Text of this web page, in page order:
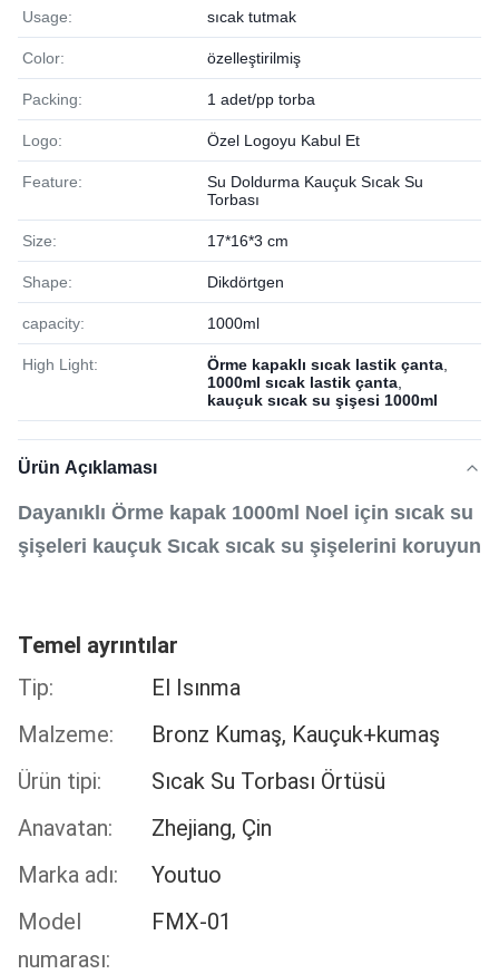
Usage: sıcak tutmak
Color: özelleştirilmiş
Packing: 1 adet/pp torba
Logo: Özel Logoyu Kabul Et
Feature:
Su Doldurma Kauçuk Sıcak Su
Torbası
Size: 17*16*3 cm
Shape: Dikdörtgen
capacity: 1000ml
High Light: Örme kapaklı sıcak lastik çanta
1000ml sıcak lastik çanta
kauçuk sıcak su şişesi 1000ml
Ürün Açıklaması
Dayanıklı Örme kapak 1000ml Noel için sıcak su
şişeleri kauçuk Sıcak sıcak su şişelerini koruyun
Temel ayrıntılar
Tip:
El Isınma
Malzeme:
Bronz Kumaş, Kauçuk+kumaş
Ürün tipi:
Sıcak Su Torbası Örtüsü
Anavatan:
Zhejiang, Çin
Marka adı:
Youtuo
Model
numarası:
FMX-01